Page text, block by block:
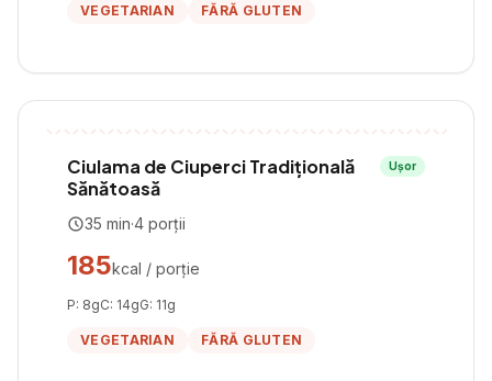
VEGETARIAN FĂRĂ GLUTEN
Ciulama de Ciuperci Tradițională
Sănătoasă
Ușor
35 min·4 porții
185kcal / porție
P: 8gC: 14gG: 11g
VEGETARIAN FĂRĂ GLUTEN